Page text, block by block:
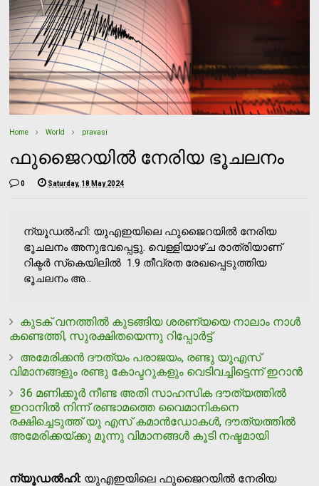
Home World pravasi
ഫുജൈറയില്‍ നേരിയ ഭൂചലനം
0 Saturday, 18 May 2024
ന്യൂഡല്‍ഹി: യുഎഇയിലെ ഫുജൈറയില്‍ നേരിയ
ഭൂചലനം അനുഭവപ്പെട്ടു. വെള്ളിയാഴ്ച രാത്രിയാണ്
റിക്ടര്‍ സ്‌കെയിലില്‍ 1.9 തീവ്രത രേഖപ്പെടുത്തിയ
ഭൂചലനം അ...
കുടക് വനത്തില്‍ കുടങ്ങിയ ശരണ്യയെ നാലാം നാള്‍
കണ്ടെത്തി, സുരക്ഷിതയെന്നു റിപ്പോര്‍ട്ട്
അമേരിക്കന്‍ ദൗത്യം പരാജയം, രണ്ടു യുഎസ്
വിമാനങ്ങളും രണ്ടു കോപ്ടറുകളും വെടിവച്ചിട്ടെന്ന് ഇറാന്‍
36 മണിക്കൂര്‍ നീണ്ട അതി സാഹസിക ദൗത്യത്തില്‍
ഇറാനില്‍ നിന്ന് രണ്ടാമത്തെ വൈമാനികനെ
രക്ഷിച്ചെടുത്ത് യു എസ് കമാന്‍ഡോകള്‍, ദൗത്യത്തില്‍
അമേരിക്കയ്ക്കു മൂന്നു വിമാനങ്ങള്‍ കൂടി നഷ്ടമായി
ന്യൂഡല്‍ഹി: യുഎഇയിലെ ഫുജൈറയില്‍ നേരിയ